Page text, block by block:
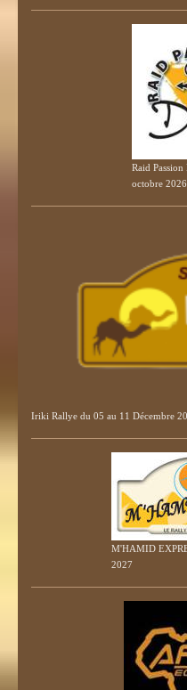
Raid
octobre 2026
Iriki Rallye du 05 au 11 Décembre
M'HAMID
2027